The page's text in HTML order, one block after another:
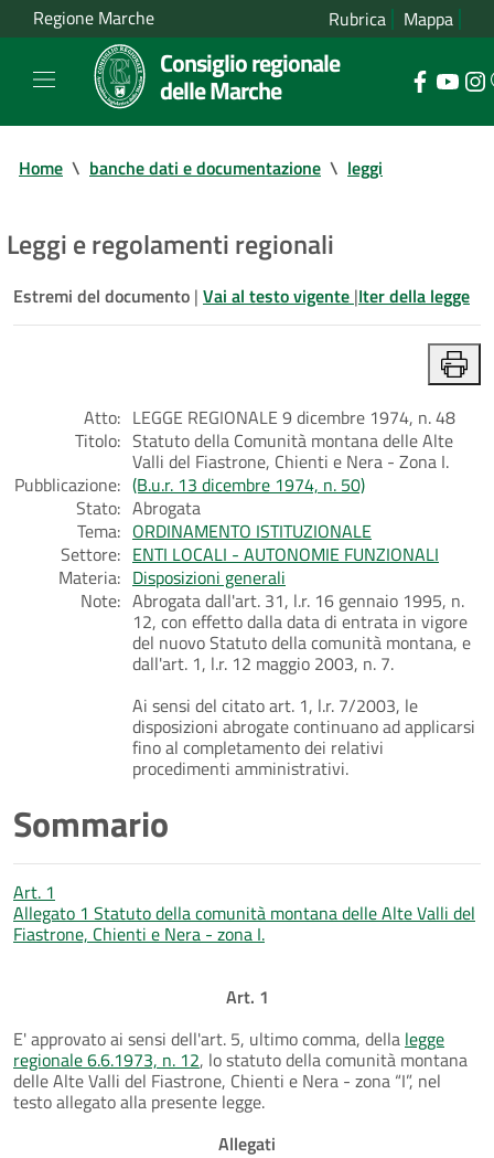
Regione Marche Rubrica Mappa
Consiglio regionale
delle Marche
Home \ banche dati e documentazione \ leggi
Leggi e regolamenti regionali
Estremi del documento | Vai al testo vigente |Iter della legge
Atto: LEGGE REGIONALE 9 dicembre 1974, n. 48
Titolo: Statuto della Comunità montana delle Alte
Valli del Fiastrone, Chienti e Nera - Zona I.
Pubblicazione: (B.u.r. 13 dicembre 1974, n. 50)
Stato: Abrogata
Tema: ORDINAMENTO ISTITUZIONALE
Settore: ENTI LOCALI - AUTONOMIE FUNZIONALI
Materia: Disposizioni generali
Note: Abrogata dall'art. 31, l.r. 16 gennaio 1995, n.
12, con effetto dalla data di entrata in vigore
del nuovo Statuto della comunità montana, e
dall'art. 1, l.r. 12 maggio 2003, n. 7.
Ai sensi del citato art. 1, l.r. 7/2003, le
disposizioni abrogate continuano ad applicarsi
fino al completamento dei relativi
procedimenti amministrativi.
Sommario
Art. 1
Allegato 1 Statuto della comunità montana delle Alte Valli del
Fiastrone, Chienti e Nera - zona I.
Art. 1
E' approvato ai sensi dell'art. 5, ultimo comma, della legge
regionale 6.6.1973, n. 12, lo statuto della comunità montana
delle Alte Valli del Fiastrone, Chienti e Nera - zona “I”, nel
testo allegato alla presente legge.
Allegati